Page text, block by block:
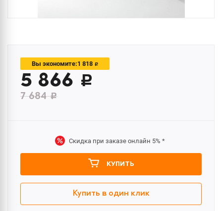
Вы экономите:1 818 c
5 866 c
7 684c
Скидка при заказе онлайн 5% *
КУПИТЬ
Купить в один клик